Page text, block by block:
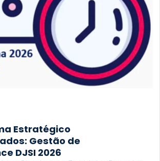
Estratégico
Gestão de
DJSI 2026